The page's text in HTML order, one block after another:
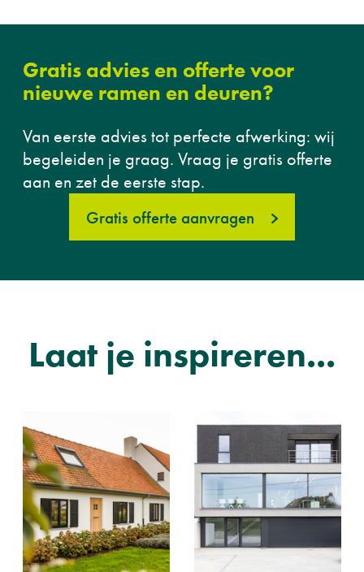
Gratis advies en offerte voor
nieuwe ramen en deuren?
Van eerste advies tot perfecte afwerking: wij
begeleiden je graag. Vraag je gratis offerte
aan en zet de eerste stap.
Gratis offerte aanvragen
Laat je inspireren...